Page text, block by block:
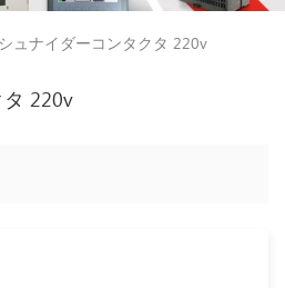
シュナイダーコンタクタ 220v
220v